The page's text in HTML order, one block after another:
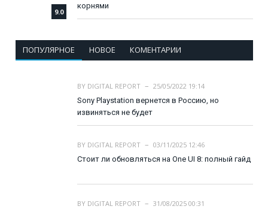
9.0
корнями
ПОПУЛЯРНОЕ НОВОЕ КОМЕНТАРИИ
BY DIGITAL REPORT
25/05/2022 19:14
Sony Playstation вернется в Россию, но
извиняться не будет
BY DIGITAL REPORT
03/11/2025 12:46
Стоит ли обновляться на One UI 8: полный гайд
BY DIGITAL REPORT
31/08/2025 00:31